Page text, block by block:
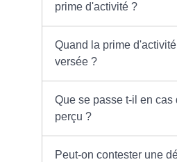
prime d'activité ?
Quand la prime
versée ?
Que se passe t-il en cas
perçu ?
Peut-on contester une